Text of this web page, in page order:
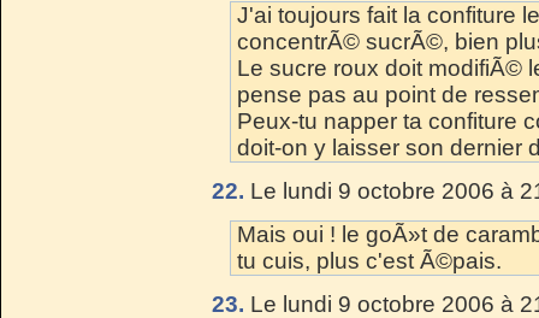
J'ai toujours fait la confiture
concentrÃ© sucrÃ©, bien
Le sucre roux doit modifiÃ©
pense pas au point de
Peux-tu napper ta confiture
doit-on y laisser son dernier
22. Le lundi 9 octobre 2006 à
Mais oui ! le goÃ»t de
tu cuis, plus c'est Ã©pais.
23. Le lundi 9 octobre 2006 à